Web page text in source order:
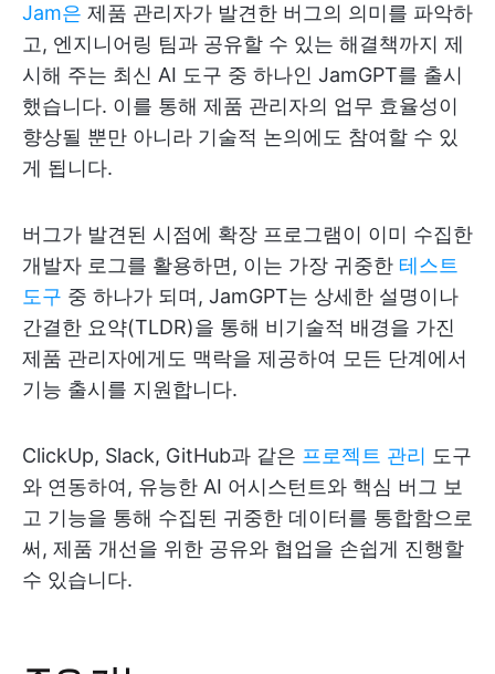
Jam은 제품 관리자가 발견한 버그의 의미를 파악하
고, 엔지니어링 팀과 공유할 수 있는 해결책까지 제
시해 주는 최신 AI 도구 중 하나인 JamGPT를 출시
했습니다. 이를 통해 제품 관리자의 업무 효율성이
향상될 뿐만 아니라 기술적 논의에도 참여할 수 있
게 됩니다.
버그가 발견된 시점에 확장 프로그램이 이미 수집한
개발자 로그를 활용하면, 이는 가장 귀중한 테스트
도구 중 하나가 되며, JamGPT는 상세한 설명이나
간결한 요약(TLDR)을 통해 비기술적 배경을 가진
제품 관리자에게도 맥락을 제공하여 모든 단계에서
기능 출시를 지원합니다.
ClickUp, Slack, GitHub과 같은 프로젝트 관리 도구
와 연동하여, 유능한 AI 어시스턴트와 핵심 버그 보
고 기능을 통해 수집된 귀중한 데이터를 통합함으로
써, 제품 개선을 위한 공유와 협업을 손쉽게 진행할
수 있습니다.